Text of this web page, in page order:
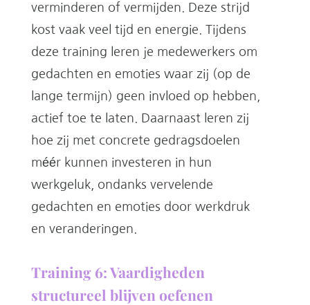
verminderen of vermijden. Deze strijd
kost vaak veel tijd en energie. Tijdens
deze training leren je medewerkers om
gedachten en emoties waar zij (op de
lange termijn) geen invloed op hebben,
actief toe te laten. Daarnaast leren zij
hoe zij met concrete gedragsdoelen
méér kunnen investeren in hun
werkgeluk, ondanks vervelende
gedachten en emoties door werkdruk
en veranderingen.
Training 6: Vaardigheden
structureel blijven oefenen